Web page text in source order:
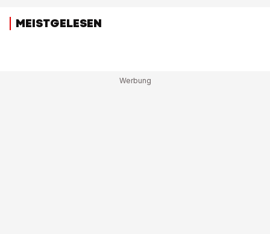
MEISTGELESEN